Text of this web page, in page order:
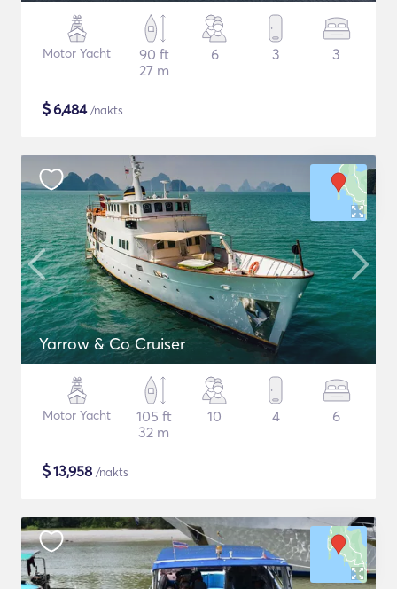
Motor Yacht
90 ft
27 m
6 3 3
$6,484/nakts
Yarrow & Co Cruiser
Motor Yacht
105 ft
32 m
10 4 6
$13,958 /nakts